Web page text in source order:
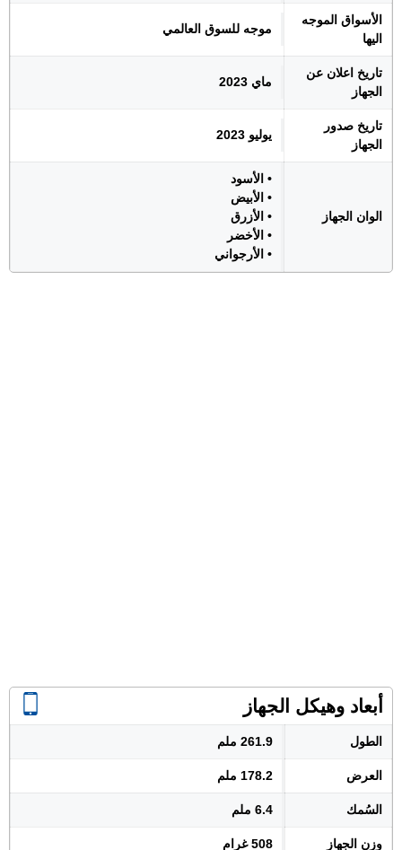
الأسواق الموجه
اليها
موجه للسوق العالمي
تاريخ اعلان عن
الجهاز
ماي 2023
تاريخ صدور
الجهاز
يوليو 2023
الوان الجهاز
• الأسود
• الأبيض
• الأزرق
• الأخضر
• الأرجواني
أبعاد وهيكل الجهاز
الطول 261.9 ملم
العرض 178.2 ملم
السُمك 6.4 ملم
وزن الجهاز 508 غرام